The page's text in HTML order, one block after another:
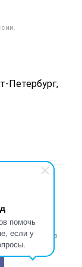
помочь
если у
Петербург,
сайте,
гиперссылки на